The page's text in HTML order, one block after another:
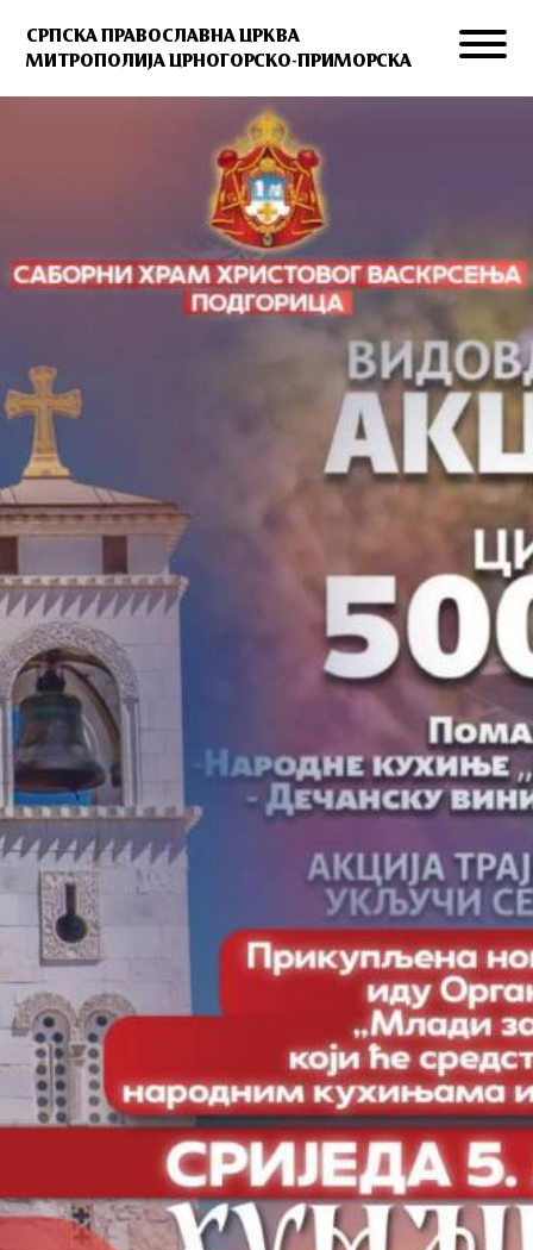
СРПСКА ПРАВОСЛАВНА ЦРКВА
МИТРОПОЛИЈА ЦРНОГОРСКО-ПРИМОРСКА